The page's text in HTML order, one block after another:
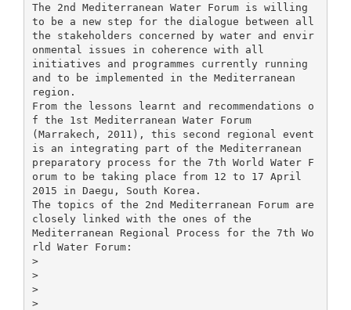
The 2nd Mediterranean Water Forum is willing
to be a new step for the dialogue between all
the stakeholders concerned by water and envir
onmental issues in coherence with all
initiatives and programmes currently running
and to be implemented in the Mediterranean
region.
From the lessons learnt and recommendations o
f the 1st Mediterranean Water Forum
(Marrakech, 2011), this second regional event
is an integrating part of the Mediterranean
preparatory process for the 7th World Water F
orum to be taking place from 12 to 17 April
2015 in Daegu, South Korea.
The topics of the 2nd Mediterranean Forum are
closely linked with the ones of the
Mediterranean Regional Process for the 7th Wo
rld Water Forum:
>
>
>
>